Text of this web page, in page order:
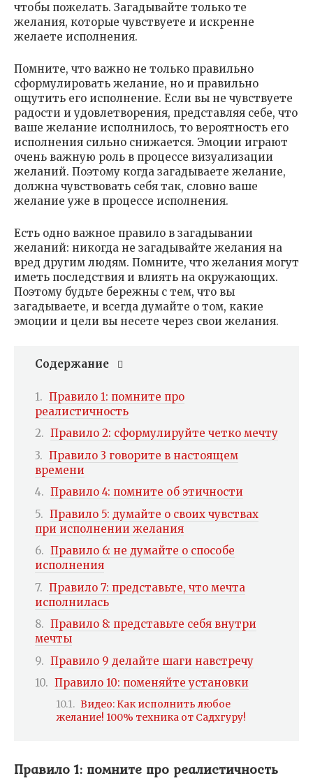
чтобы пожелать. Загадывайте только те
желания, которые чувствуете и искренне
желаете исполнения.
Помните, что важно не только правильно
сформулировать желание, но и правильно
ощутить его исполнение. Если вы не чувствуете
радости и удовлетворения, представляя себе, что
ваше желание исполнилось, то вероятность его
исполнения сильно снижается. Эмоции играют
очень важную роль в процессе визуализации
желаний. Поэтому когда загадываете желание,
должна чувствовать себя так, словно ваше
желание уже в процессе исполнения.
Есть одно важное правило в загадывании
желаний: никогда не загадывайте желания на
вред другим людям. Помните, что желания могут
иметь последствия и влиять на окружающих.
Поэтому будьте бережны с тем, что вы
загадываете, и всегда думайте о том, какие
эмоции и цели вы несете через свои желания.
Содержание
Правило 1: помните про
реалистичность
Правило 2: сформулируйте четко мечту
Правило 3 говорите в настоящем
времени
Правило 4: помните об этичности
Правило 5: думайте о своих чувствах
при исполнении желания
Правило 6: не думайте о способе
исполнения
Правило 7: представьте, что мечта
исполнилась
Правило 8: представьте себя внутри
мечты
Правило 9 делайте шаги навстречу
Правило 10: поменяйте установки
Видео: Как исполнить любое
желание! 100% техника от Садхгуру!
Правило 1: помните про реалистичность